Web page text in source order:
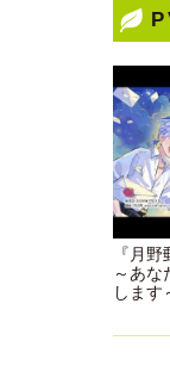
『月
～あな
します